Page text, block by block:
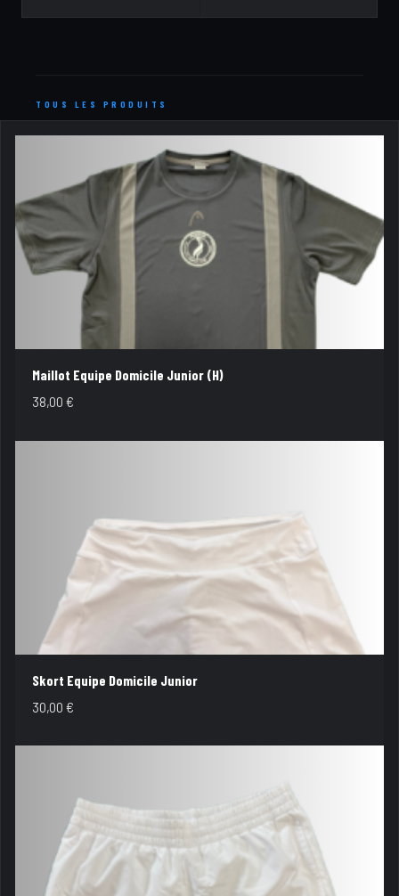
TOUS LES PRODUITS
Maillot Equipe Domicile Junior (H)
38,00€
Skort Equipe Domicile Junior
30,00€